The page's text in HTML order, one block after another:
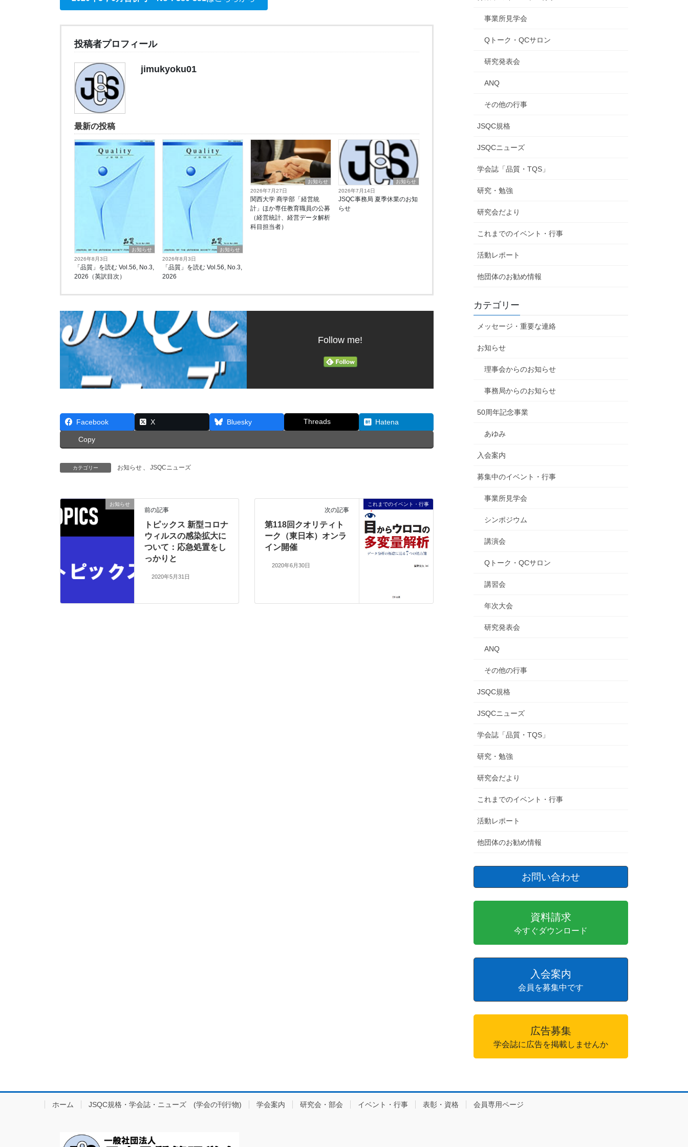
投稿者プロフィール
jimukyoku01
最新の投稿
お知らせ
2026年8月3日
「品質」を読む Vol.56, No.3,
2026（英訳目次）
お知らせ
2026年8月3日
「品質」を読む Vol.56, No.3,
2026
お知らせ
2026年7月27日
関西大学 商学部「経営統
計」ほか専任教育職員の公募
（経営統計、経営データ解析
科目担当者）
お知らせ
2026年7月14日
JSQC事務局 夏季休業のお知
らせ
Follow me!
Facebook X Bluesky Threads Hatena
Copy
カテゴリー お知らせ JSQCニューズ
お知らせ
前の記事
トピックス 新型コロナ
ウィルスの感染拡大に
ついて：応急処置をし
っかりと
2020年5月31日
これまでのイベント・行事
次の記事
第118回クオリティト
ーク（東日本）オンラ
イン開催
2020年6月30日
事業所見学会
Qトーク・QCサロン
研究発表会
ANQ
その他の行事
JSQC規格
JSQCニューズ
学会誌「品質・TQS」
研究・勉強
研究会だより
これまでのイベント・行事
活動レポート
他団体のお勧め情報
カテゴリー
メッセージ・重要な連絡
お知らせ
理事会からのお知らせ
事務局からのお知らせ
50周年記念事業
あゆみ
入会案内
募集中のイベント・行事
事業所見学会
シンポジウム
講演会
Qトーク・QCサロン
講習会
年次大会
研究発表会
ANQ
その他の行事
JSQC規格
JSQCニューズ
学会誌「品質・TQS」
研究・勉強
研究会だより
これまでのイベント・行事
活動レポート
他団体のお勧め情報
お問い合わせ
資料請求
今すぐダウンロード
入会案内
会員を募集中です
広告募集
学会誌に広告を掲載しませんか
ホーム JSQC規格・学会誌・ニューズ (学会の刊行物) 学会案内 研究会・部会 イベント・行事 表彰・資格 会員専用ページ